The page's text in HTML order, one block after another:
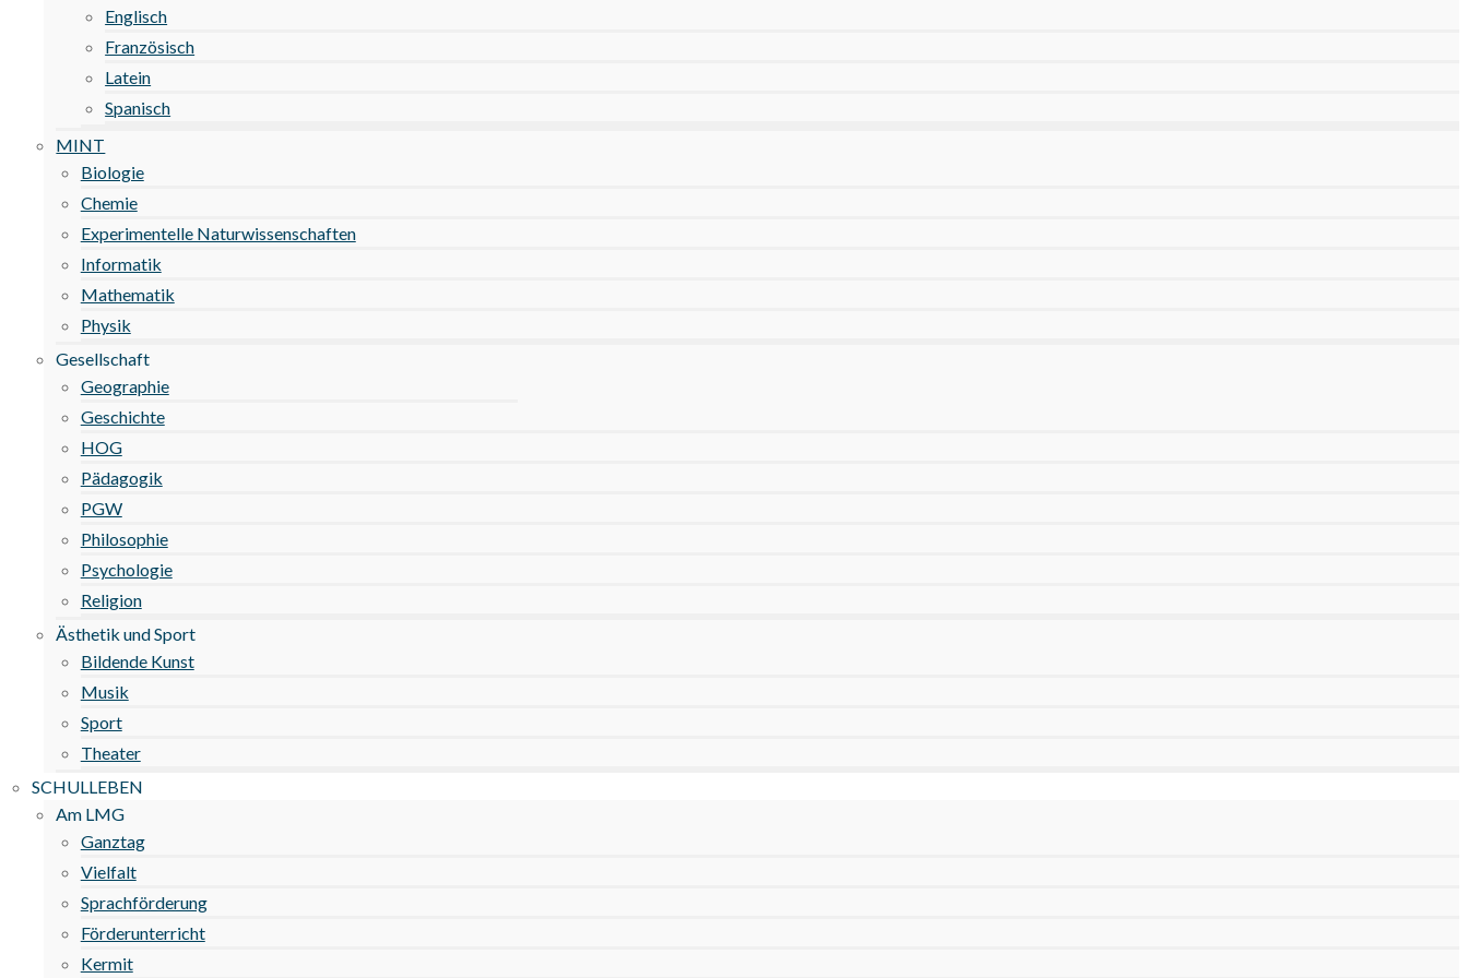
Englisch
Französisch
Latein
Spanisch
MINT
Biologie
Chemie
Experimentelle Naturwissenschaften
Informatik
Mathematik
Physik
Gesellschaft
Geographie
Geschichte
HOG
Pädagogik
PGW
Philosophie
Psychologie
Religion
Ästhetik und Sport
Bildende Kunst
Musik
Sport
Theater
SCHULLEBEN
Am LMG
Ganztag
Vielfalt
Sprachförderung
Förderunterricht
Kermit